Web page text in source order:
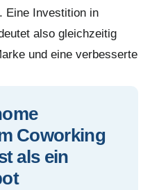
Eine Investition in
also gleichzeitig
und eine verbesserte
Coworking
als ein